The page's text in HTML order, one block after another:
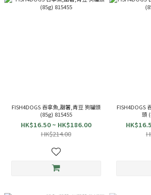
FISH4DOGS 吞拿魚,甜薯,青豆 狗罐頭
(85g) 815455
HK$16.50 ~ HK$186.00
HK$214.00
FISH4DOGS